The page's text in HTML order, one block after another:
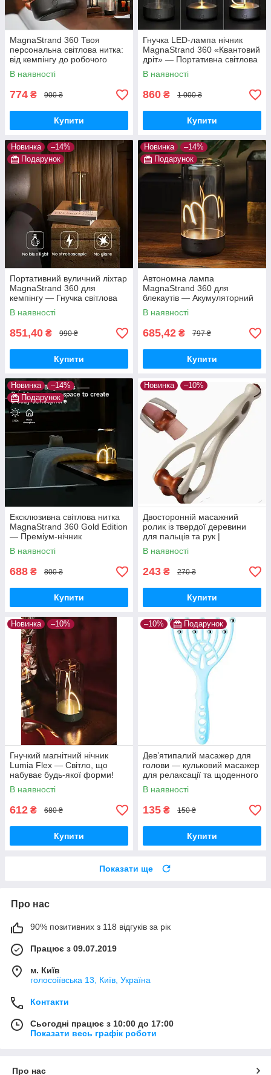
MagnaStrand 360 Твоя
персональна світлова нитка:
від кемпінгу до робочого
столу
В наявності
774 ₴ 900 ₴
Купити
Гнучка LED-лампа нічник
MagnaStrand 360 «Квантовий
дріт» — Портативна світлова
нитка Lumia Flex з магнітом
(Тепле світло)
В наявності
860 ₴ 1 000 ₴
Купити
Новинка
–14%
Подарунок
Портативний вуличний ліхтар
MagnaStrand 360 для
кемпінгу — Гнучка світлова
нитка 360° з магнітним
кріпленням та Type-C
В наявності
851,40 ₴ 990 ₴
Купити
Новинка
–14%
Подарунок
Автономна лампа
MagnaStrand 360 для
блекаутів — Акумуляторний
світильник «Квантовий дріт» з
Type-C та потужним магнітом
В наявності
685,42 ₴ 797 ₴
Купити
Новинка
–14%
Подарунок
Ексклюзивна світлова нитка
MagnaStrand 360 Gold Edition
— Преміум-нічник
трансформер, дизайнерська
LED-лампа
В наявності
688 ₴ 800 ₴
Купити
Новинка –10%
Двосторонній масажний
ролик із твердої деревини
для пальців та рук |
компактний ручний масажер
для релаксу
В наявності
243 ₴ 270 ₴
Купити
Новинка –10%
Гнучкий магнітний нічник
Lumia Flex — Світло, що
набуває будь-якої форми!
В наявності
612 ₴ 680 ₴
Купити
–10% Подарунок
Дев’ятипалий масажер для
голови — кульковий масажер
для релаксації та щоденного
комфорту
В наявності
135 ₴ 150 ₴
Купити
Показати ще
Про нас
90% позитивних з 118 відгуків за рік
Працює з 09.07.2019
м. Київ
голосоіївська 13, Київ, Україна
Контакти
Сьогодні працює з 10:00 до 17:00
Показати весь графік роботи
Про нас